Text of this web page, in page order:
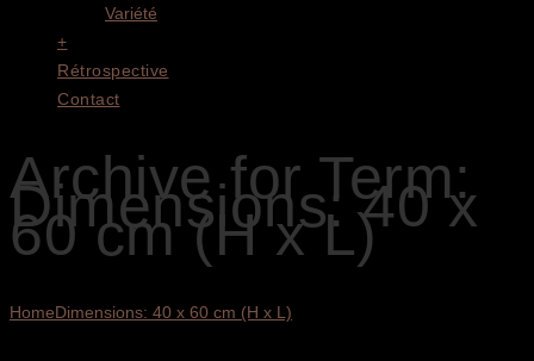
Variété
+
Rétrospective
Contact
Archive for Term:
Dimensions: 40 x
60 cm (H x L)
HomeDimensions: 40 x 60 cm (H x L)